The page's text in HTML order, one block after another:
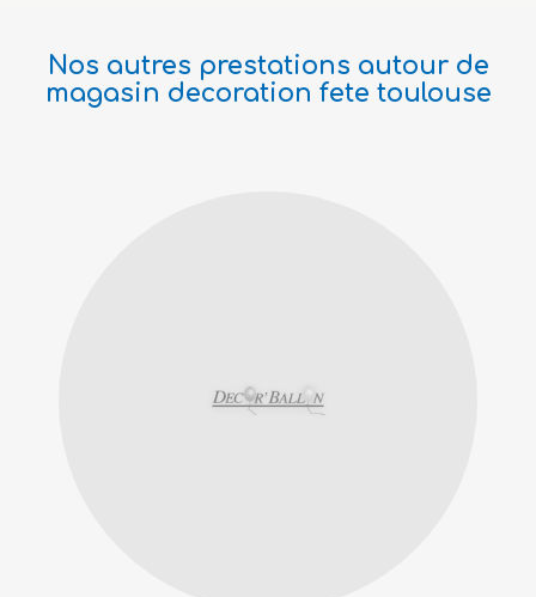
Nos autres prestations autour de
magasin decoration fete toulouse